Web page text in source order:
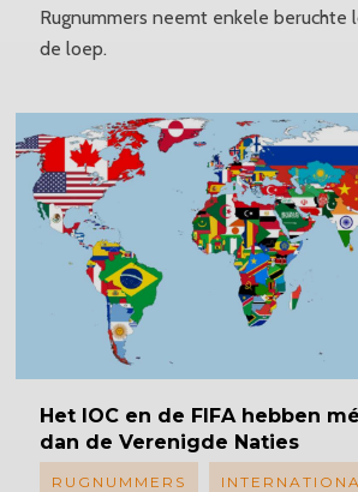
Rugnummers neemt enkele beruchte
de loep.
Het IOC en de FIFA hebben
dan de Verenigde Naties
RUGNUMMERS